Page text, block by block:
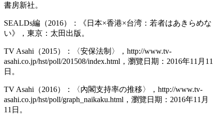
書房新社。
SEALDs編（2016）：《日本×香港×台湾：若者はあきらめな
い》，東京：太田出版。
TV Asahi（2015）：〈安保法制〉，http://www.tv-
asahi.co.jp/hst/poll/201508/index.html，瀏覽日期：2016年11月11
日。
TV Asahi（2016）：〈內閣支持率の推移〉，http://www.tv-
asahi.co.jp/hst/poll/graph_naikaku.html，瀏覽日期：2016年11月
11日。